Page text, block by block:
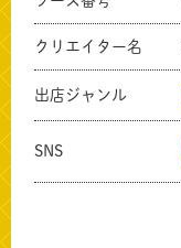
クリエイター名
出店ジャンル
SNS